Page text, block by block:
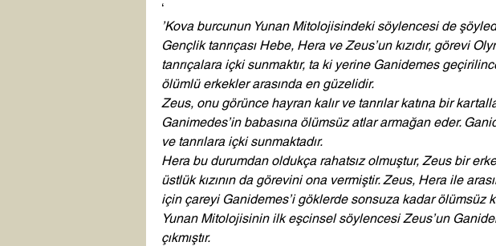
‘
’Kova burcunun Yunan Mitolojisindeki söylencesi de
Gençlik tanrıçası Hebe, Hera ve Zeus’un kızıdır, görevi
tanrıçalara içki sunmaktır, ta ki yerine Ganidemes
ölümlü erkekler arasında en güzelidir.
Zeus, onu görünce hayran kalır ve tanrılar katına bir
Ganimedes’in babasına ölümsüz atlar armağan eder.
ve tanrılara içki sunmaktadır.
Hera bu durumdan oldukça rahatsız olmuştur, Zeus bir
üstlük kızının da görevini ona vermiştir. Zeus, Hera ile
için çareyi Ganidemes’i göklerde sonsuza kadar ölümsüz
Yunan Mitolojisinin ilk eşcinsel söylencesi Zeus’un
çıkmıştır.